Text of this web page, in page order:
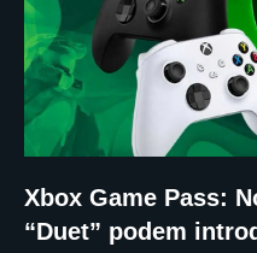
Xbox Game Pass:
“Duet” podem